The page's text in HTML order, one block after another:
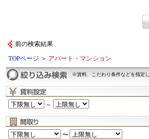
前の検索結果
TOPページ ＞ アパート・マンション
※賃料、こだわり条件などを指定
～
〜